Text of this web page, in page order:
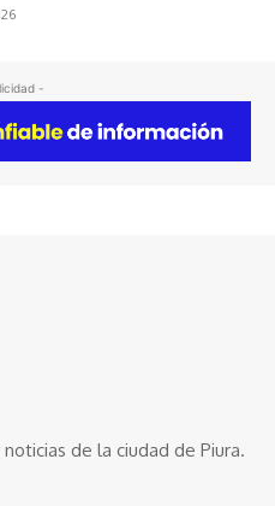
-
de la ciudad de Piura.